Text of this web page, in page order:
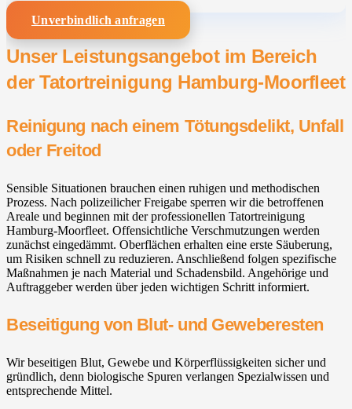
Unverbindlich anfragen
Unser Leistungsangebot im Bereich
der Tatortreinigung Hamburg-Moorfleet
Reinigung nach einem Tötungsdelikt, Unfall
oder Freitod
Sensible Situationen brauchen einen ruhigen und methodischen
Prozess. Nach polizeilicher Freigabe sperren wir die betroffenen
Areale und beginnen mit der professionellen Tatortreinigung
Hamburg-Moorfleet. Offensichtliche Verschmutzungen werden
zunächst eingedämmt. Oberflächen erhalten eine erste Säuberung,
um Risiken schnell zu reduzieren. Anschließend folgen spezifische
Maßnahmen je nach Material und Schadensbild. Angehörige und
Auftraggeber werden über jeden wichtigen Schritt informiert.
Beseitigung von Blut- und Geweberesten
Wir beseitigen Blut, Gewebe und Körperflüssigkeiten sicher und
gründlich, denn biologische Spuren verlangen Spezialwissen und
entsprechende Mittel.